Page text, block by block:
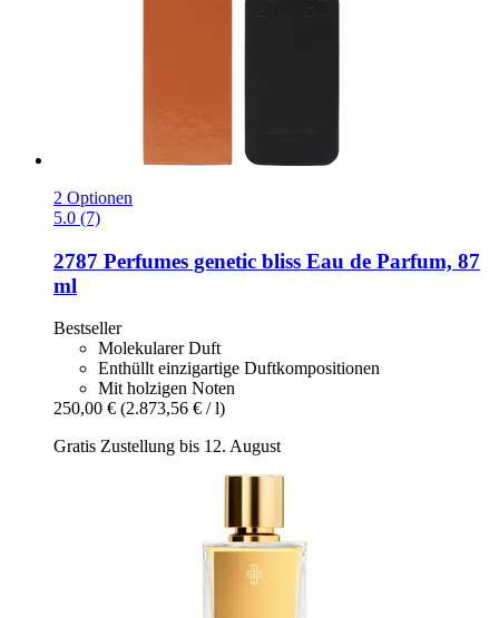
2 Optionen
5.0 (7)
2787 Perfumes genetic bliss Eau de Parfum, 87
ml
Bestseller
Molekularer Duft
Enthüllt einzigartige Duftkompositionen
Mit holzigen Noten
250,00 € (2.873,56 € / l)
Gratis Zustellung bis 12. August